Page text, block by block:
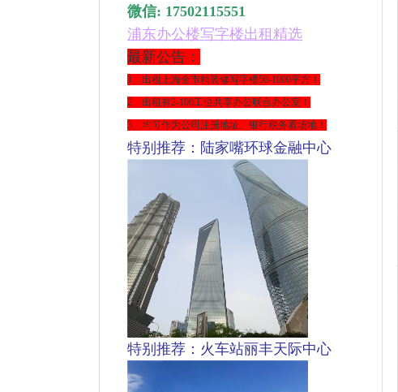
微信: 17502115551
浦东办公楼写字楼出租精选
最新公告：
1、出租上海全市精装修写字楼50-1000平方 ！
2、出租有2-100工位共享办公联合办公室！
3、均可作为公司注册地址、银行税务看场地！
特别推荐：陆家嘴环球金融中心
特别推荐：火车站丽丰天际中心